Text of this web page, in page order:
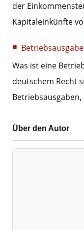
der
Kapitaleinkünfte
Was ist eine
deutschem Recht
Über den Autor